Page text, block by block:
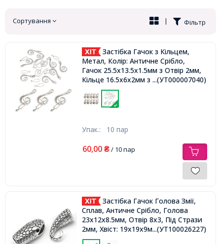
Сортування Фільтр
|
Застібка Гачок з Кільцем,
Метал, Колір: Античне Срібло,
Гачок 25.5х13.5х1.5мм з Отвір 2мм,
Кільце 16.5х6х2мм з Отвір 1мм,
...(УТ000007040)
Упак.: 10 пар
60,00 ₴/ 10 пар
Застібка Гачок Голова Змії,
Сплав, Античне Срібло, Голова
23x12x8.5мм, Отвір 8х3, Під Стрази
2мм, Хвіст: 19х19х9мм, НапівОтвір
7мм,
...(УТ100026227)